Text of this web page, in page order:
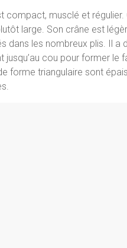
compact, musclé et
large. Son crâne est
dans les nombreux plis. Il a
jusqu’au cou pour former le
forme triangulaire sont